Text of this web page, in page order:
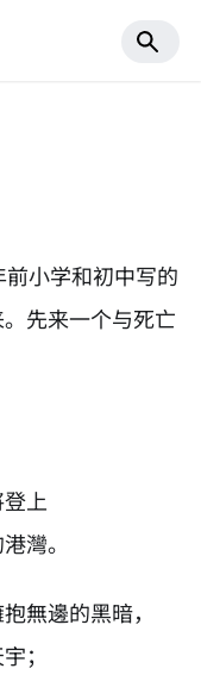
小学和初中写的
先来一个与死亡
上
灣。
無邊的黑暗，
；